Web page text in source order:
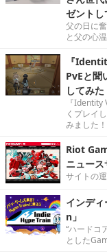
ゼントし
父の日に
と父の心
『
PvEと聞
してみた
『
くプレイ
みました！
Riot
ニュース
サイトの
インデ
n」
“ハードコ
とした